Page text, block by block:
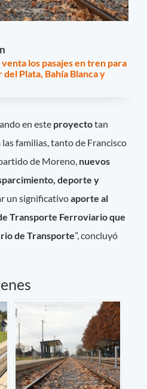
venta los pasajes en tren para
del Plata, Bahía Blanca y
en este proyectotan
familias, tanto de Francisco
de Moreno, nuevos
deporte y
un significativoaporte al
Transporte Ferroviario que
de Transporte”, concluyó